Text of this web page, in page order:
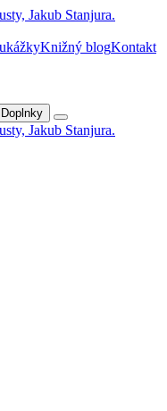
Knižný blogKontakt
Doplnky